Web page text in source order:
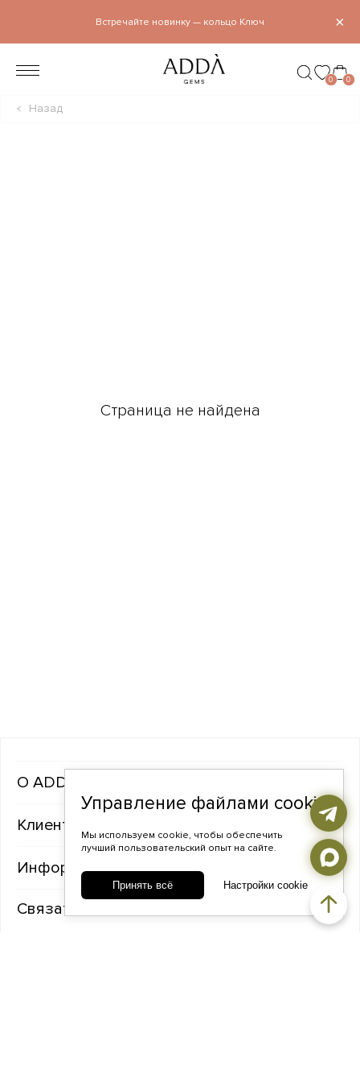
×
Встречайте новинку — кольцо Ключ
0 0
Назад
Страница не найдена
ADDA gems
Клиентам
Информация
Связаться с нами
Управление файлами cookie
Мы используем cookie, чтобы обеспечить
лучший пользовательский опыт на сайте.
Принять всё Настройки cookie